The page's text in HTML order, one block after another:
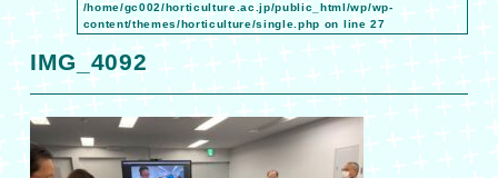
/home/gc002/horticulture.ac.jp/public_html/wp/wp-
content/themes/horticulture/single.php on line27
IMG_4092